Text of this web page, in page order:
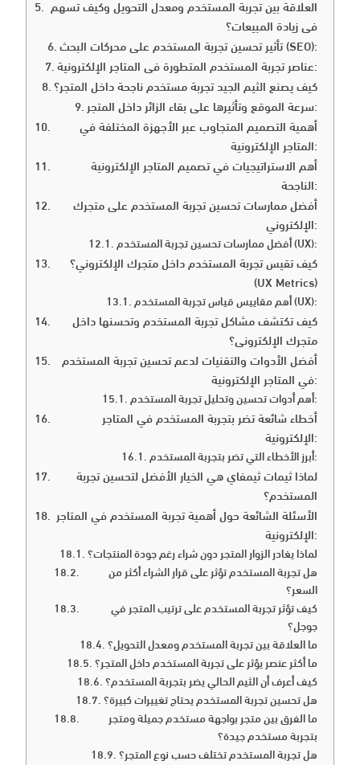
العلاقة بين تجربة المستخدم ومعدل التحويل وكيف تسهم
في زيادة المبيعات؟
تأثير تحسين تجربة المستخدم على محركات البحث (SEO):
عناصر تجربة المستخدم المتطورة في المتاجر الإلكترونية:
كيف يصنع الثيم الجيد تجربة مستخدم ناجحة داخل المتجر؟
سرعة الموقع وتأثيرها على بقاء الزائر داخل المتجر:
أهمية التصميم المتجاوب عبر الأجهزة المختلفة في
المتاجر الإلكترونية:
أهم الاستراتيجيات في تصميم المتاجر الإلكترونية
الناجحة:
أفضل ممارسات تحسين تجربة المستخدم على متجرك
الإلكتروني:
أفضل ممارسات تحسين تجربة المستخدم (UX):
كيف تقيس تجربة المستخدم داخل متجرك الإلكتروني؟
(UX Metrics)
أهم مقاييس قياس تجربة المستخدم (UX):
كيف تكتشف مشاكل تجربة المستخدم وتحسنها داخل
متجرك الإلكتروني؟
أفضل الأدوات والتقنيات لدعم تحسين تجربة المستخدم
في المتاجر الإلكترونية:
أهم أدوات تحسين وتحليل تجربة المستخدم:
أخطاء شائعة تضر بتجربة المستخدم في المتاجر
الإلكترونية:
أبرز الأخطاء التي تضر بتجربة المستخدم:
لماذا ثيمات ثيمفاي هي الخيار الأفضل لتحسين تجربة
المستخدم؟
الأسئلة الشائعة حول أهمية تجربة المستخدم في المتاجر
الإلكترونية:
لماذا يغادر الزوار المتجر دون شراء رغم جودة المنتجات؟
هل تجربة المستخدم تؤثر على قرار الشراء أكثر من
السعر؟
كيف تؤثر تجربة المستخدم على ترتيب المتجر في
جوجل؟
ما العلاقة بين تجربة المستخدم ومعدل التحويل؟
ما أكثر عنصر يؤثر على تجربة المستخدم داخل المتجر؟
كيف أعرف أن الثيم الحالي يضر بتجربة المستخدم؟
هل تحسين تجربة المستخدم يحتاج تغييرات كبيرة؟
ما الفرق بين متجر بواجهة مستخدم جميلة ومتجر
بتجربة مستخدم جيدة؟
هل تجربة المستخدم تختلف حسب نوع المتجر؟